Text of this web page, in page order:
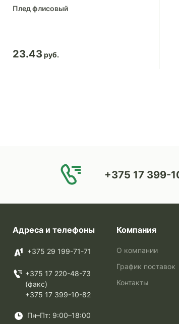
Плед флисовый
23.43
+375 17 399-
Адреса и телефоны
+375 29 199-71-71
+375 17 220-48-73
(факс)
+375 17 399-10-82
Пн–Пт: 9:00–18:00
Компания
О компании
График поставок
Контакты